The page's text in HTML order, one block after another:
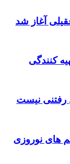
آغاز شد
کنندگی
رفتنی نیست
های نوروزی